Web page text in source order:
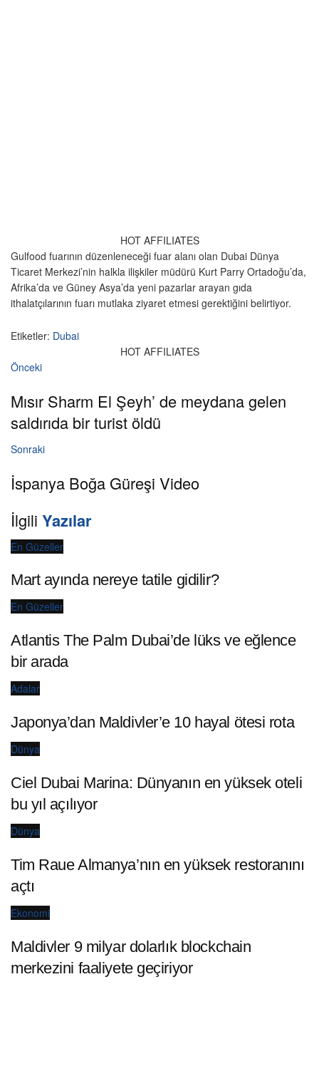
HOT AFFILIATES
Gulfood fuarının düzenleneceği fuar alanı olan Dubai Dünya
Ticaret Merkezi’nin halkla ilişkiler müdürü Kurt Parry Ortadoğu’da,
Afrika’da ve Güney Asya’da yeni pazarlar arayan gıda
ithalatçılarının fuarı mutlaka ziyaret etmesi gerektiğini belirtiyor.
Etiketler: Dubai
HOT AFFILIATES
Önceki
Mısır Sharm El Şeyh’ de meydana gelen
saldırıda bir turist öldü
Sonraki
İspanya Boğa Güreşi Video
İlgili Yazılar
En Güzeller
Mart ayında nereye tatile gidilir?
En Güzeller
Atlantis The Palm Dubai’de lüks ve eğlence
bir arada
Adalar
Japonya’dan Maldivler’e 10 hayal ötesi rota
Dünya
Ciel Dubai Marina: Dünyanın en yüksek oteli
bu yıl açılıyor
Dünya
Tim Raue Almanya’nın en yüksek restoranını
açtı
Ekonomi
Maldivler 9 milyar dolarlık blockchain
merkezini faaliyete geçiriyor